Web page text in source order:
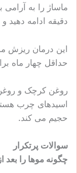
ماساژ را به
دقیقه ادامه
این درمان ریزش
حداقل چهار ماه
روغن کرچک و روغن
اسیدهای چرب
حجیم می کند.
سوالات پرتکرار
چگونه موها را بعد